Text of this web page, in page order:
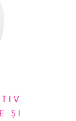
ȘI